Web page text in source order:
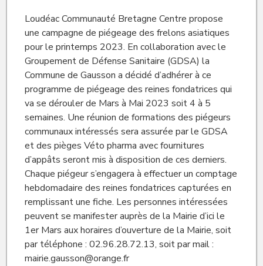
Loudéac Communauté Bretagne Centre propose
une campagne de piégeage des frelons asiatiques
pour le printemps 2023. En collaboration avec le
Groupement de Défense Sanitaire (GDSA) la
Commune de Gausson a décidé d’adhérer à ce
programme de piégeage des reines fondatrices qui
va se dérouler de Mars à Mai 2023 soit 4 à 5
semaines. Une réunion de formations des piégeurs
communaux intéressés sera assurée par le GDSA
et des pièges Véto pharma avec fournitures
d’appâts seront mis à disposition de ces derniers.
Chaque piégeur s’engagera à effectuer un comptage
hebdomadaire des reines fondatrices capturées en
remplissant une fiche. Les personnes intéressées
peuvent se manifester auprès de la Mairie d’ici le
1er Mars aux horaires d’ouverture de la Mairie, soit
par téléphone : 02.96.28.72.13, soit par mail :
mairie.gausson@orange.fr